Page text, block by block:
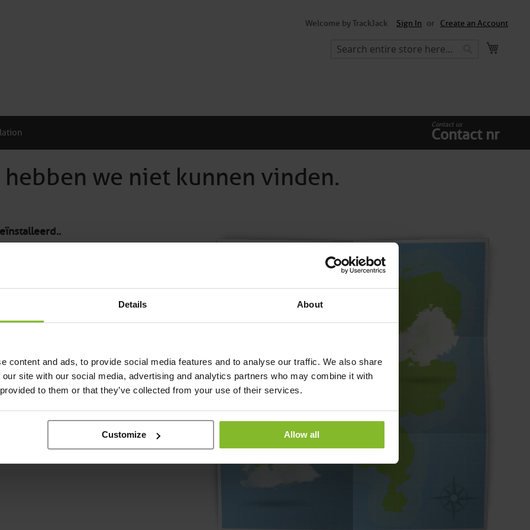
Details About
content and ads, to provide social media features and to analyse our traffic. We also share
site with our social media, advertising and analytics partners who may combine it with
to them or that they’ve collected from your use of their services.
Customize Allow all
Welcome by TrackJack Sign In Create an Account
Contact us
Contact nr
we niet kunnen vinden.
& Trace systeem
aanschaffen